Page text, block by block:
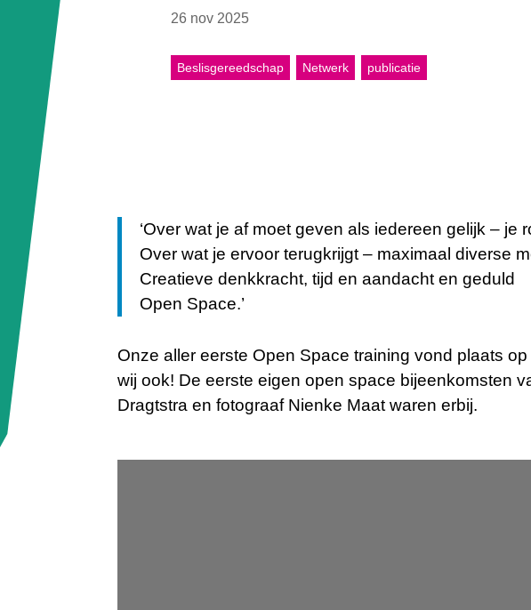
26 nov 2025
Beslisgereedschap Netwerk publicatie
‘Over wat je af moet geven als iedereen gelijk –
Over wat je ervoor terugkrijgt – maximaal diverse
Creatieve denkkracht, tijd en aandacht en geduld
Open Space.’
Onze aller eerste Open Space training vond plaats
wij ook! De eerste eigen open space bijeenkomsten
Dragtstra en fotograaf Nienke Maat waren erbij.